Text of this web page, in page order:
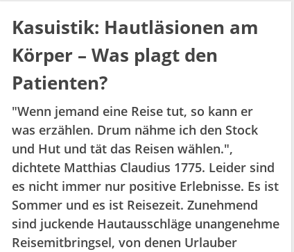
Kasuistik: Hautläsionen am
Körper – Was plagt den
Patienten?
"Wenn jemand eine Reise tut, so kann er
was erzählen. Drum nähme ich den Stock
und Hut und tät das Reisen wählen.",
dichtete Matthias Claudius 1775. Leider sind
es nicht immer nur positive Erlebnisse. Es ist
Sommer und es ist Reisezeit. Zunehmend
sind juckende Hautausschläge unangenehme
Reisemitbringsel, von denen Urlauber